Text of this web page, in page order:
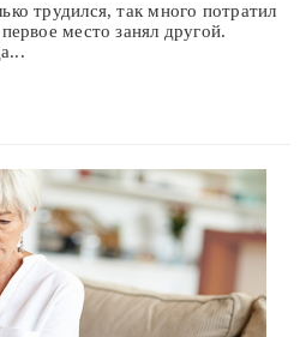
трудился, так много потратил
место занял другой.